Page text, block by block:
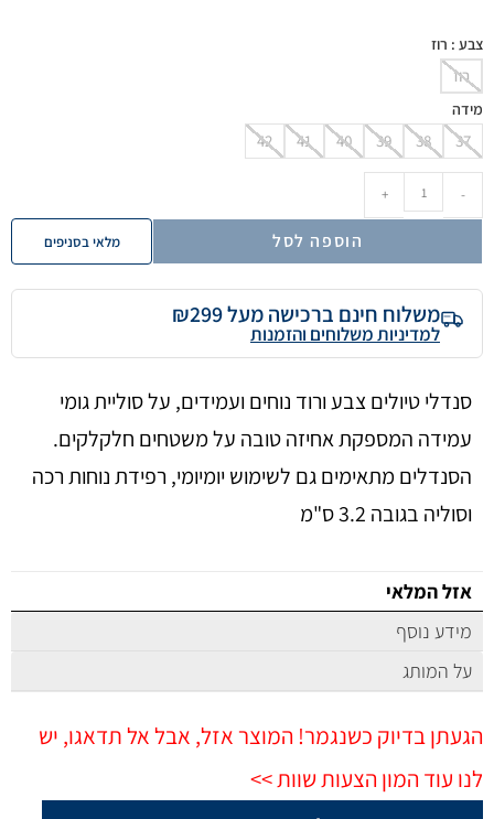
צבע : רוז
רוז
מידה
37
38
39
40
41
42
-
+
הוספה לסל מלאי בסניפים
משלוח חינם ברכישה מעל ₪299
למדיניות משלוחים והזמנות
סנדלי טיולים צבע ורוד נוחים ועמידים, על סוליית גומי
עמידה המספקת אחיזה טובה על משטחים חלקלקים.
הסנדלים מתאימים גם לשימוש יומיומי, רפידת נוחות רכה
וסוליה בגובה 3.2 ס"מ
אזל המלאי
מידע נוסף
על המותג
הגעתן בדיוק כשנגמר! המוצר אזל, אבל אל תדאגו, יש
לנו עוד המון הצעות שוות >>